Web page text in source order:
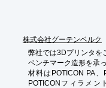
株式会社グーテンベルク
弊社では3Dプリンタを
ベンチマーク造形を承
材料はPOTICON PA
POTICONフィラメン